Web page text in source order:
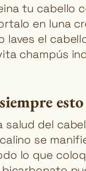
tu cabello
en luna
laves el
champús
salud del
se
lo que